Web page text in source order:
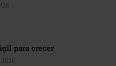
para crecer